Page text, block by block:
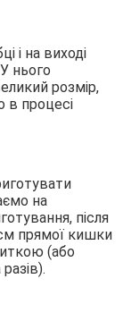
і на виході
нього
розмір,
в процесі
на
після
прямої кишки
(або